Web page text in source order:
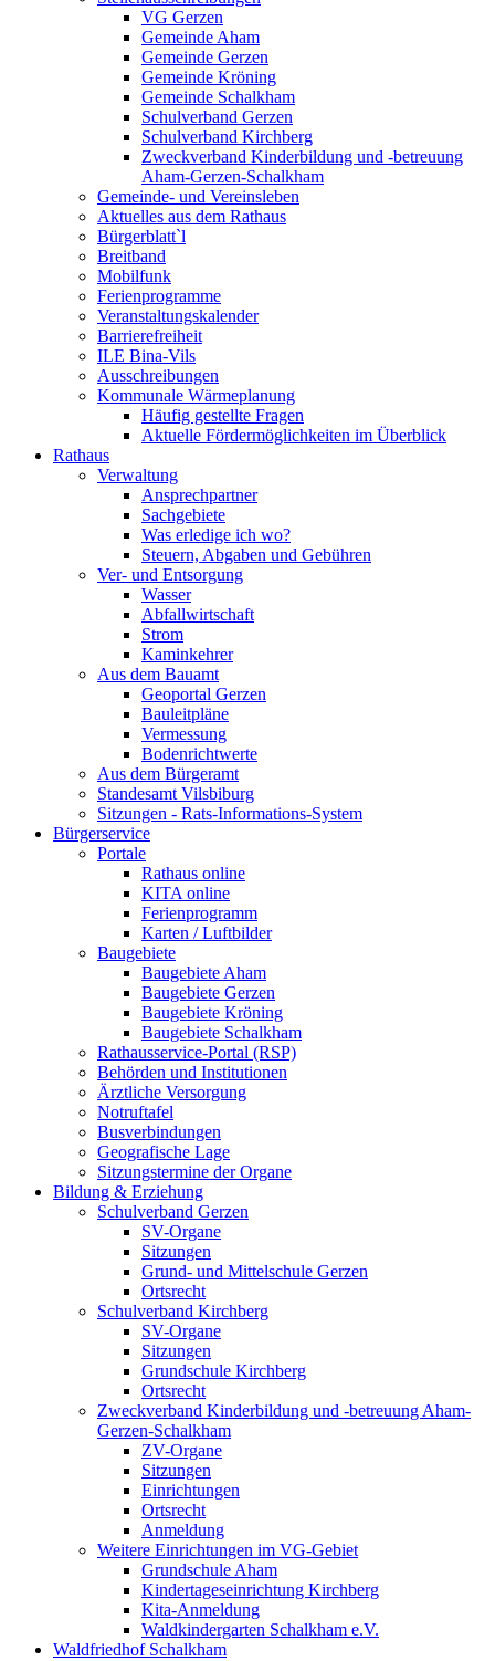
VG Gerzen
Gemeinde Aham
Gemeinde Gerzen
Gemeinde Kröning
Gemeinde Schalkham
Schulverband Gerzen
Schulverband Kirchberg
Zweckverband Kinderbildung und -betreuung
Aham-Gerzen-Schalkham
Gemeinde- und Vereinsleben
Aktuelles aus dem Rathaus
Bürgerblatt`l
Breitband
Mobilfunk
Ferienprogramme
Veranstaltungskalender
Barrierefreiheit
ILE Bina-Vils
Ausschreibungen
Kommunale Wärmeplanung
Häufig gestellte Fragen
Aktuelle Fördermöglichkeiten im Überblick
Rathaus
Verwaltung
Ansprechpartner
Sachgebiete
Was erledige ich wo?
Steuern, Abgaben und Gebühren
Ver- und Entsorgung
Wasser
Abfallwirtschaft
Strom
Kaminkehrer
Aus dem Bauamt
Geoportal Gerzen
Bauleitpläne
Vermessung
Bodenrichtwerte
Aus dem Bürgeramt
Standesamt Vilsbiburg
Sitzungen - Rats-Informations-System
Bürgerservice
Portale
Rathaus online
KITA online
Ferienprogramm
Karten / Luftbilder
Baugebiete
Baugebiete Aham
Baugebiete Gerzen
Baugebiete Kröning
Baugebiete Schalkham
Rathausservice-Portal (RSP)
Behörden und Institutionen
Ärztliche Versorgung
Notruftafel
Busverbindungen
Geografische Lage
Sitzungstermine der Organe
Bildung & Erziehung
Schulverband Gerzen
SV-Organe
Sitzungen
Grund- und Mittelschule Gerzen
Ortsrecht
Schulverband Kirchberg
SV-Organe
Sitzungen
Grundschule Kirchberg
Ortsrecht
Zweckverband Kinderbildung und -betreuung Aham-
Gerzen-Schalkham
ZV-Organe
Sitzungen
Einrichtungen
Ortsrecht
Anmeldung
Weitere Einrichtungen im VG-Gebiet
Grundschule Aham
Kindertageseinrichtung Kirchberg
Kita-Anmeldung
Waldkindergarten Schalkham e.V.
Waldfriedhof Schalkham